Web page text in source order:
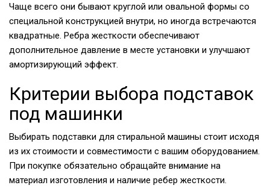
Чаще всего они бывают круглой или овальной формы со
специальной конструкцией внутри, но иногда встречаются
квадратные. Ребра жесткости обеспечивают
дополнительное давление в месте установки и улучшают
амортизирующий эффект.
Критерии выбора подставок
под машинки
Выбирать подставки для стиральной машины стоит исходя
из их стоимости и совместимости с вашим оборудованием.
При покупке обязательно обращайте внимание на
материал изготовления и наличие ребер жесткости.